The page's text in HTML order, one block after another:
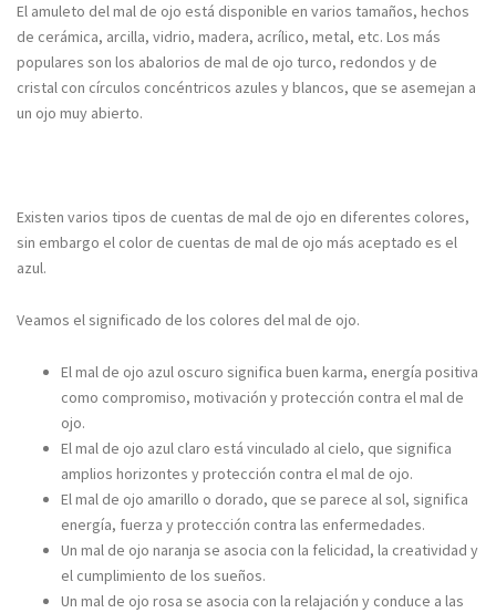
El amuleto del mal de ojo está disponible en varios tamaños, hechos
de cerámica, arcilla, vidrio, madera, acrílico, metal, etc. Los más
populares son los abalorios de mal de ojo turco, redondos y de
cristal con círculos concéntricos azules y blancos, que se asemejan a
un ojo muy abierto.
Existen varios tipos de cuentas de mal de ojo en diferentes colores,
sin embargo el color de cuentas de mal de ojo más aceptado es el
azul.
Veamos el significado de los colores del mal de ojo.
El mal de ojo azul oscuro significa buen karma, energía positiva
como compromiso, motivación y protección contra el mal de
ojo.
El mal de ojo azul claro está vinculado al cielo, que significa
amplios horizontes y protección contra el mal de ojo.
El mal de ojo amarillo o dorado, que se parece al sol, significa
energía, fuerza y protección contra las enfermedades.
Un mal de ojo naranja se asocia con la felicidad, la creatividad y
el cumplimiento de los sueños.
Un mal de ojo rosa se asocia con la relajación y conduce a las